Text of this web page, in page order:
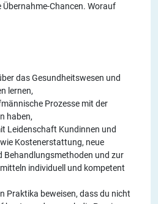
Übernahme-Chancen. Worauf
das Gesundheitswesen und
lernen,
Prozesse mit der
haben,
Leidenschaft Kundinnen und
Kostenerstattung, neue
Behandlungsmethoden und zur
individuell und kompetent
Praktika beweisen, dass du nicht